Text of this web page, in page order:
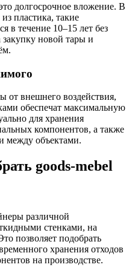
долгосрочное вложение. В
пластика, такие
в течение 10–15 лет без
новой тары и
от внешнего воздействия,
обеспечат максимальную
для хранения
компонентов, а также
между объектами.
goods-mebel
различной
стенками, на
позволяет подобрать
хранения отходов
на производстве.